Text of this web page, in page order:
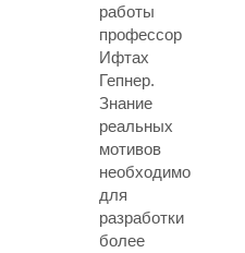
работы
профессор
Ифтах
Гепнер.
Знание
реальных
мотивов
необходимо
для
разработки
более